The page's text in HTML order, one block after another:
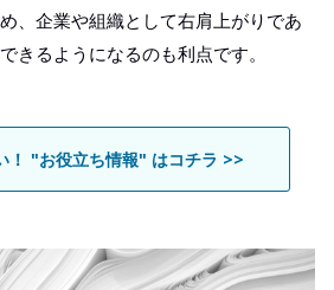
、企業や組織として右肩上がりであ
きるようになるのも利点です。
！ "お役立ち情報" はコチラ >>